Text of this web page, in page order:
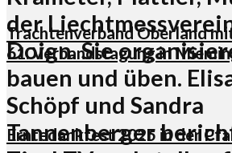
Trachtenverband Oberland
61. Verbandstagung in
Erntedankfest 2025 in der
der
Doign. Sie
bauen und üben.
Schöpf und Sandra
Tannenberger